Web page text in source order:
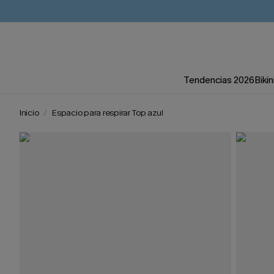
Tendencias 2026
Inicio Espacio para respirar Top azul